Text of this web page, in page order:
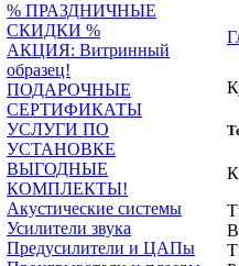
% ПРАЗДНИЧНЫЕ
СКИДКИ %
АКЦИЯ: Витринный
образец!
ПОДАРОЧНЫЕ
СЕРТИФИКАТЫ
УСЛУГИ ПО
УСТАНОВКЕ
ВЫГОДНЫЕ
КОМПЛЕКТЫ!
Акустические системы
Усилители звука
Предусилители и ЦАПы